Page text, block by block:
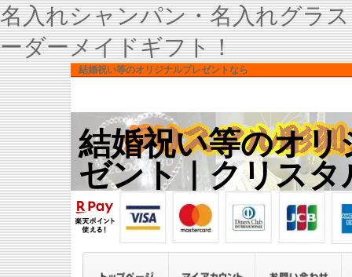
名入れシャンパン・名入れグラ
ーダーメイドギフト！
結婚祝い等のオリジナルプレゼントなら
結婚祝い等のオリ
ゼント｜クリスタ